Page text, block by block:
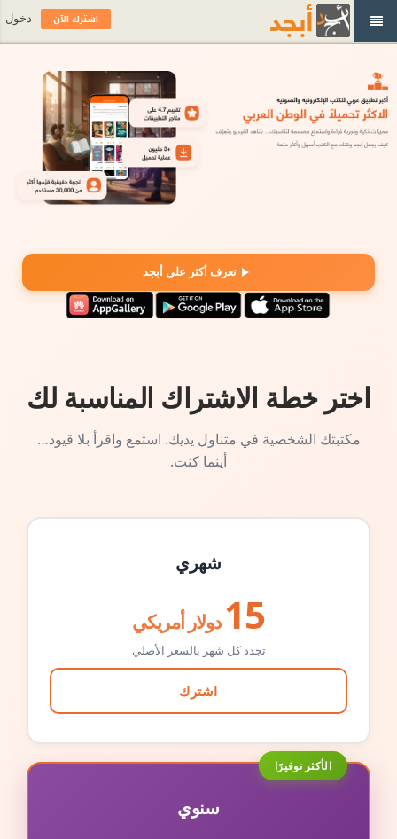
تعرف أكثر على أبجد
اختر خطة الاشتراك المناسبة لك
مكتبتك الشخصية في متناول يديك. استمع واقرأ بلا قيود…
أينما كنت.
شهري
15 دولار أمريكي
تجدد كل شهر بالسعر الأصلي
اشترك
الأكثر توفيرًا
سنوي
اشترك الآن دخول